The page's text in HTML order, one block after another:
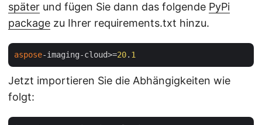
später und fügen Sie dann das folgende PyPi
package zu Ihrer requirements.txt hinzu.
aspose-imaging-cloud>=20. 1
Jetzt importieren Sie die Abhängigkeiten wie
folgt: